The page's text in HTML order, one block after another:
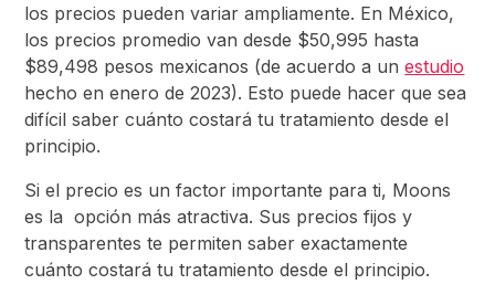
los precios pueden variar ampliamente. En México,
los precios promedio van desde $50,995 hasta
$89,498 pesos mexicanos (de acuerdo a unestudio
hecho en enero de 2023). Esto puede hacer que sea
difícil saber cuánto costará tu tratamiento desde el
principio.
Si el precio es un factor importante para ti, Moons
es la opción más atractiva. Sus precios fijos y
transparentes te permiten saber exactamente
cuánto costará tu tratamiento desde el principio.